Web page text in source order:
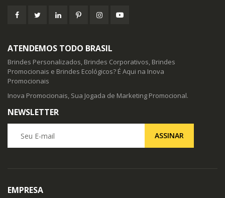
ATENDEMOS TODO BRASIL
Brindes Personalizados, Brindes Corporativos, Brindes
Promocionais e Brindes Ecológicos? É Aqui na Inova
Promocionais
Inova Promocionais, Sua Jogada de Marketing Promocional.
NEWSLETTER
ASSINAR
EMPRESA